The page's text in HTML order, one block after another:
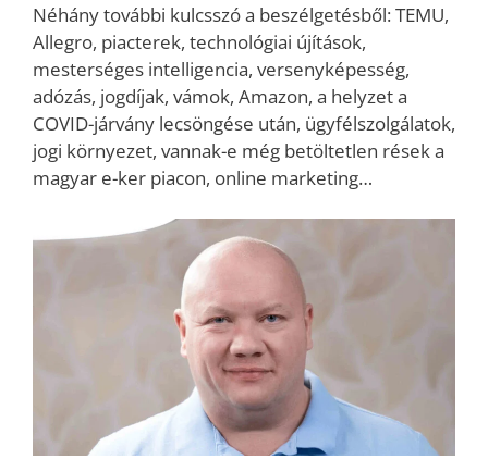
Néhány további kulcsszó a beszélgetésből: TEMU,
Allegro, piacterek, technológiai újítások,
mesterséges intelligencia, versenyképesség,
adózás, jogdíjak, vámok, Amazon, a helyzet a
COVID-járvány lecsöngése után, ügyfélszolgálatok,
jogi környezet, vannak-e még betöltetlen rések a
magyar e-ker piacon, online marketing…